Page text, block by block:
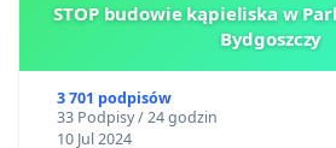
STOP budowie kąpieliska w
Bydgoszczy
3 701 podpisów
33 Podpisy / 24 godzin
10 Jul 2024